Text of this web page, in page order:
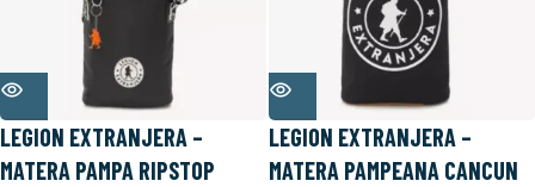
LEGION EXTRANJERA –
MATERA PAMPA RIPSTOP
LEGION EXTRANJERA –
MATERA PAMPEANA CANCUN